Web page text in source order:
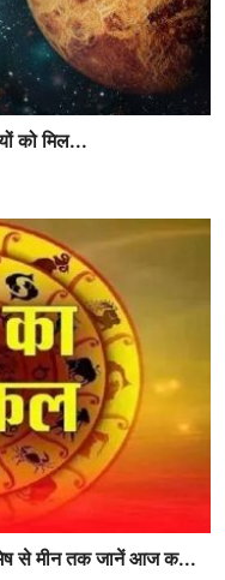
को मिल...
से मीन तक जानें आज क...